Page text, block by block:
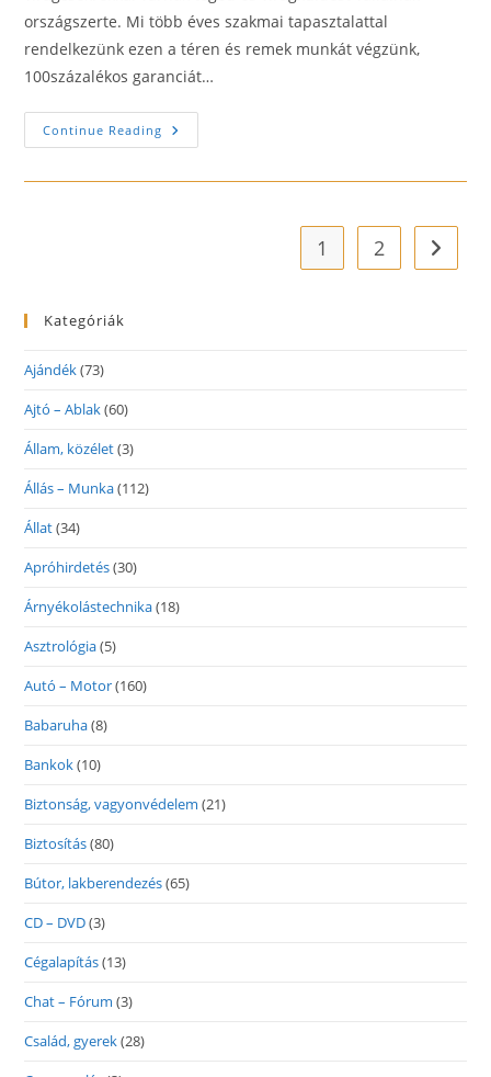
országszerte. Mi több éves szakmai tapasztalattal
rendelkezünk ezen a téren és remek munkát végzünk,
100százalékos garanciát…
Continue Reading Olcsó
Virágküldés
1 2 Go to
Kategóriák
Ajándék(73)
Ajtó – Ablak(60)
Állam, közélet(3)
Állás – Munka(112)
Állat(34)
Apróhirdetés(30)
Árnyékolástechnika(18)
Asztrológia(5)
Autó – Motor(160)
Babaruha(8)
Bankok(10)
Biztonság, vagyonvédelem (21)
Biztosítás(80)
Bútor, lakberendezés(65)
CD – DVD(3)
Cégalapítás(13)
Chat – Fórum (3)
Család, gyerek(28)